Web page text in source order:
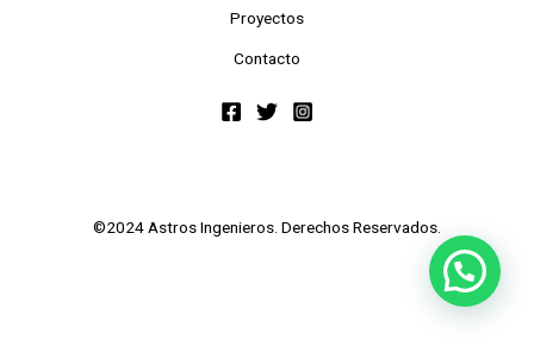
Proyectos
Contacto
©2024 Astros Ingenieros. Derechos Reservados.